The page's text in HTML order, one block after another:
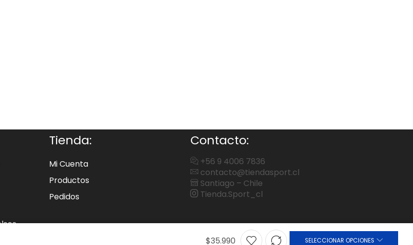
Tienda:
Mi Cuenta
Productos
Pedidos
Contacto:
+56 9 4006 7836
contacto@tiendasport.cl
Santiago – Chile
Tienda.Sport_cl
$35.990 SELECCIONAR OPCIONES